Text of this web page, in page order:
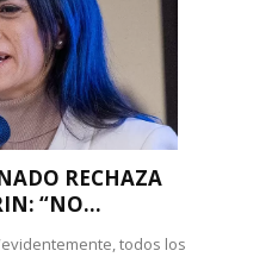
RECHAZA
“NO...
todos los